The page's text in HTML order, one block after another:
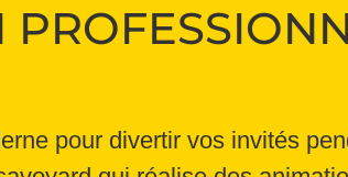
pour divertir vos invités